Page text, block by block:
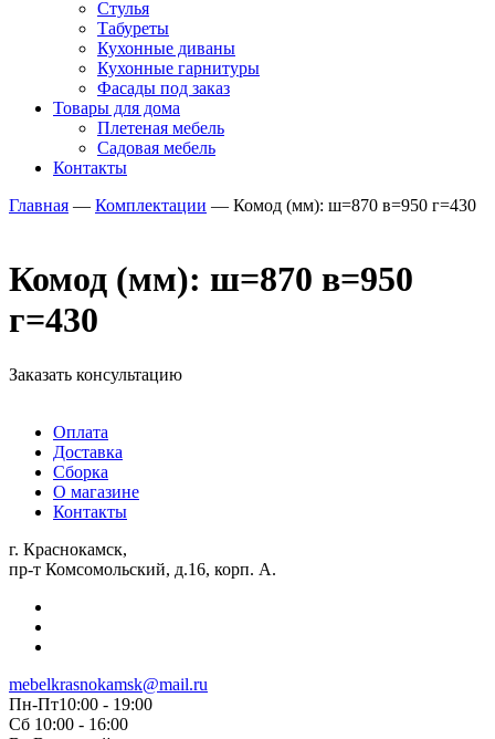
Стулья
Табуреты
Кухонные диваны
Кухонные гарнитуры
Фасады под заказ
Товары для дома
Плетеная мебель
Садовая мебель
Контакты
Главная — Комплектации — Комод (мм): ш=870 в=950 г=430
Комод (мм): ш=870 в=950
г=430
Заказать консультацию
Оплата
Доставка
Сборка
О магазине
Контакты
г. Краснокамск,
пр-т Комсомольский, д.16, корп. А.
mebelkrasnokamsk@mail.ru
Пн-Пт10:00 - 19:00
Сб 10:00 - 16:00